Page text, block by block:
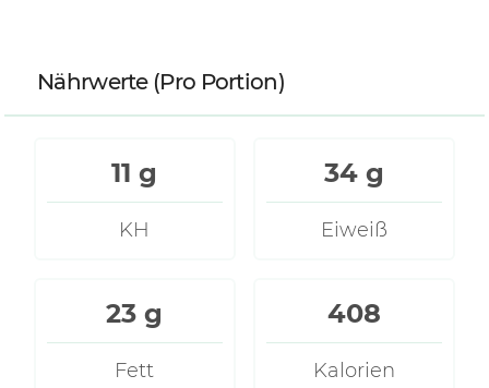
Nährwerte (Pro Portion)
11 g
KH
34 g
Eiweiß
23 g
Fett
408
Kalorien